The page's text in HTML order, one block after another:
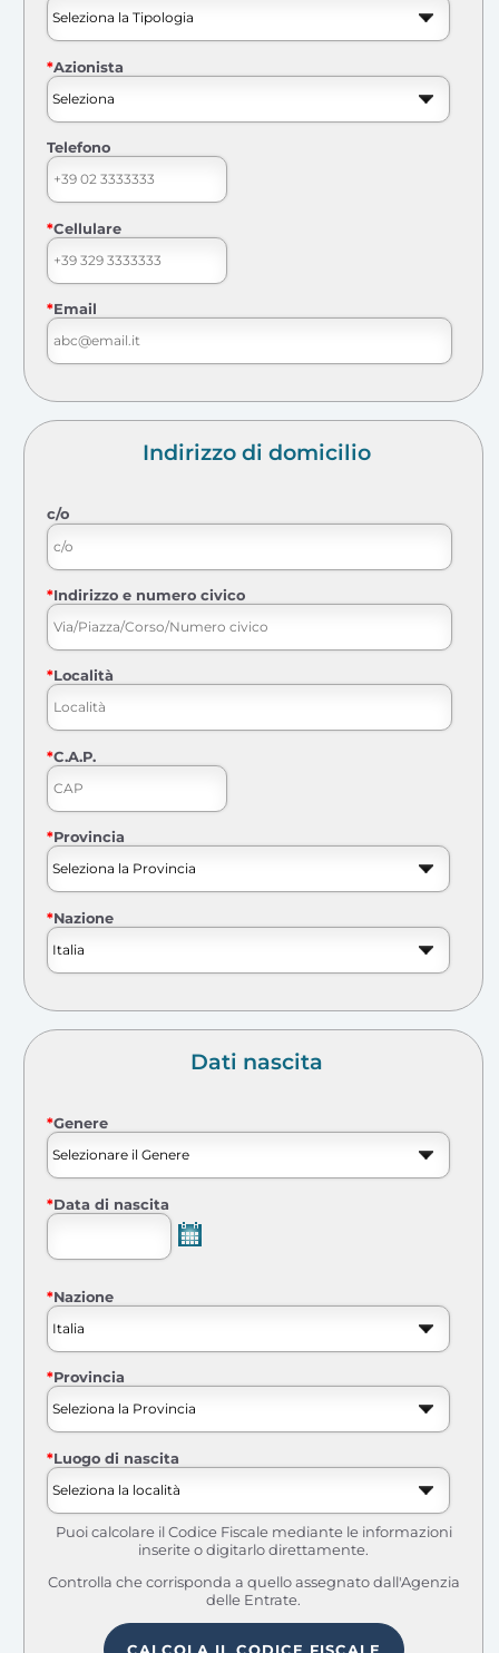
*Azionista
Telefono
*Cellulare
*Email
Indirizzo di domicilio
c/o
*Indirizzo e numero civico
*Località
*C.A.P.
*Provincia
*Nazione
Dati nascita
*Genere
*Data di nascita
*Nazione
*Provincia
*Luogo di nascita
Puoi calcolare il Codice Fiscale mediante le informazioni
inserite o digitarlo direttamente.
Controlla che corrisponda a quello assegnato dall'Agenzia
delle Entrate.